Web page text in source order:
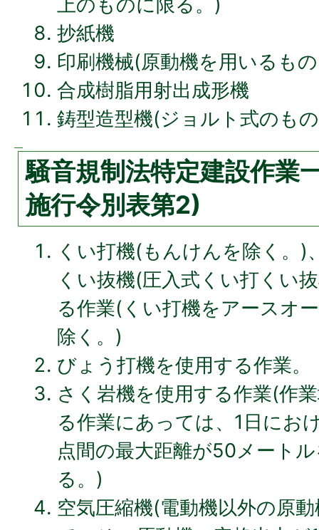
抄紙機
印刷機械(原動機を用いるも
合成樹脂用射出成形機
鋳型造型機(ジョルト式のも
騒音規制法特定建設作業
施行令別表第2)
くい打機(もんけんを除く。)
くい抜機(圧入式くい打くい
る作業(くい打機をアースオ
除く。)
びょう打機を使用する作業。
さく岩機を使用する作業(作
る作業にあっては、1日にお
点間の最大距離が50メート
る。)
空気圧縮機(電動機以外の原